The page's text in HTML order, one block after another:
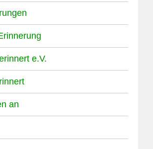
e.V.
an